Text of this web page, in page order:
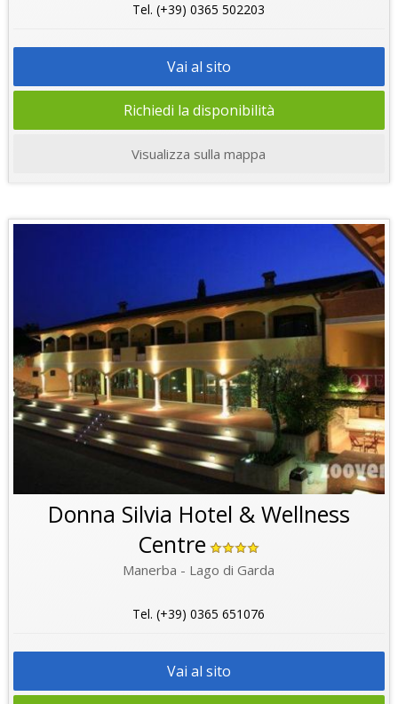
Tel. (+39) 0365 502203
Vai al sito
Richiedi la disponibilità
Visualizza sulla mappa
Donna Silvia Hotel & Wellness
Centre
Manerba - Lago di Garda
Tel. (+39) 0365 651076
Vai al sito